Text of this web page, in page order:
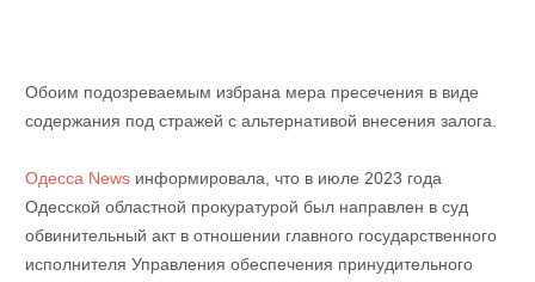
Обоим подозреваемым избрана мера пресечения в виде
содержания под стражей с альтернативой внесения залога.
Одесса Newsинформировала, что в июле 2023 года
Одесской областной прокуратурой был направлен в суд
обвинительный акт в отношении главного государственного
исполнителя Управления обеспечения принудительного